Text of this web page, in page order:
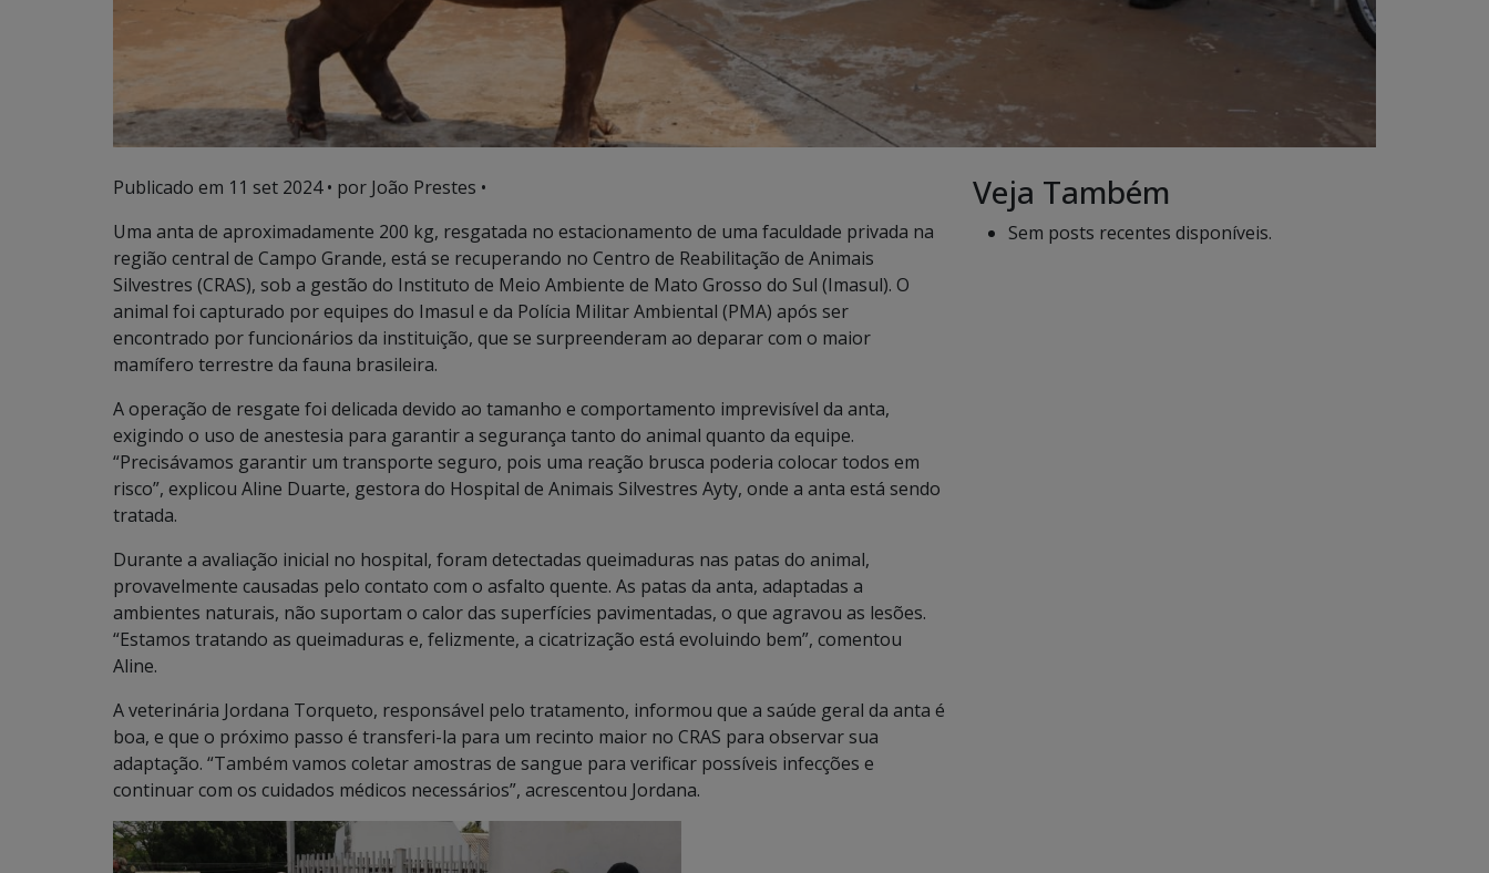
Publicado em 11 set 2024• por João Prestes •
Uma anta de aproximadamente 200 kg, resgatada no estacionamento de uma faculdade privada na
região central de Campo Grande, está se recuperando no Centro de Reabilitação de Animais
Silvestres (CRAS), sob a gestão do Instituto de Meio Ambiente de Mato Grosso do Sul (Imasul). O
animal foi capturado por equipes do Imasul e da Polícia Militar Ambiental (PMA) após ser
encontrado por funcionários da instituição, que se surpreenderam ao deparar com o maior
mamífero terrestre da fauna brasileira.
A operação de resgate foi delicada devido ao tamanho e comportamento imprevisível da anta,
exigindo o uso de anestesia para garantir a segurança tanto do animal quanto da equipe.
“Precisávamos garantir um transporte seguro, pois uma reação brusca poderia colocar todos em
risco”, explicou Aline Duarte, gestora do Hospital de Animais Silvestres Ayty, onde a anta está sendo
tratada.
Durante a avaliação inicial no hospital, foram detectadas queimaduras nas patas do animal,
provavelmente causadas pelo contato com o asfalto quente. As patas da anta, adaptadas a
ambientes naturais, não suportam o calor das superfícies pavimentadas, o que agravou as lesões.
“Estamos tratando as queimaduras e, felizmente, a cicatrização está evoluindo bem”, comentou
Aline.
A veterinária Jordana Torqueto, responsável pelo tratamento, informou que a saúde geral da anta é
boa, e que o próximo passo é transferi-la para um recinto maior no CRAS para observar sua
adaptação. “Também vamos coletar amostras de sangue para verificar possíveis infecções e
continuar com os cuidados médicos necessários”, acrescentou Jordana.
Veja Também
Sem posts recentes disponíveis.